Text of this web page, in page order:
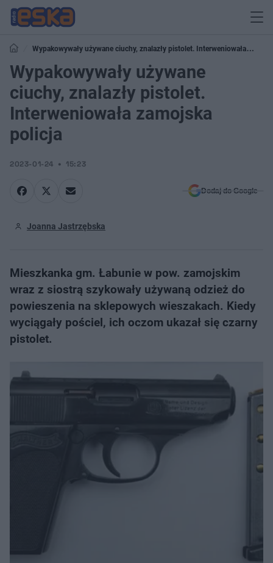
Wypakowywały używane ciuchy, znalazły pistolet. Interweniowała
zamojska policja
Wypakowywały używane
ciuchy, znalazły pistolet.
Interweniowała zamojska
policja
2023-01-24 15:23
Dodaj do Google
Joanna Jastrzębska
Mieszkanka gm. Łabunie w pow. zamojskim
wraz z siostrą szykowały używaną odzież do
powieszenia na sklepowych wieszakach. Kiedy
wyciągały pościel, ich oczom ukazał się czarny
pistolet.